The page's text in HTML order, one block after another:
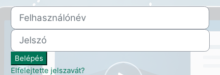
Belépés ide: Balásházy -
Felhasználónév
Jelszó
Belépés
Elfelejtette jelszavát?